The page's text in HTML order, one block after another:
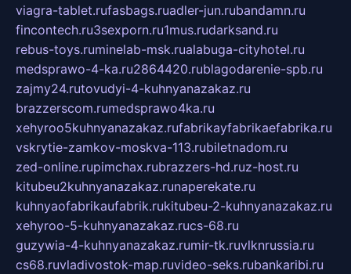
viagra-tablet.rufasbags.ruadler-jun.rubandamn.ru
fincontech.ru3sexporn.ru1mus.rudarksand.ru
rebus-toys.ruminelab-msk.rualabuga-cityhotel.ru
medsprawo-4-ka.ru2864420.rublagodarenie-spb.ru
zajmy24.rutovudyi-4-kuhnyanazakaz.ru
brazzerscom.rumedsprawo4ka.ru
xehyroo5kuhnyanazakaz.rufabrikayfabrikaefabrika.ru
vskrytie-zamkov-moskva-113.rubiletnadom.ru
zed-online.rupimchax.rubrazzers-hd.ruz-host.ru
kitubeu2kuhnyanazakaz.runaperekate.ru
kuhnyaofabrikaufabrik.rukitubeu-2-kuhnyanazakaz.ru
xehyroo-5-kuhnyanazakaz.rucs-68.ru
guzywia-4-kuhnyanazakaz.rumir-tk.ruvlknrussia.ru
cs68.ruvladivostok-map.ruvideo-seks.rubankaribi.ru